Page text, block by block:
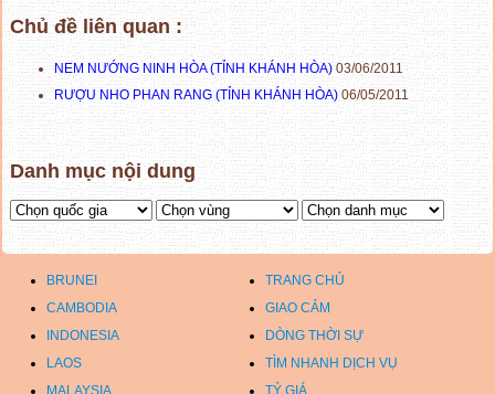
Chủ đề liên quan :
NEM NƯỚNG NINH HÒA (TỈNH KHÁNH HÒA) 03/06/2011
RƯỢU NHO PHAN RANG (TỈNH KHÁNH HÒA) 06/05/2011
Danh mục nội dung
BRUNEI
TRANG CHỦ
CAMBODIA
GIAO CẢM
INDONESIA
DÒNG THỜI SỰ
LAOS
TÌM NHANH DỊCH VỤ
MALAYSIA
TỶ GIÁ